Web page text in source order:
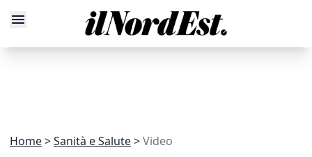
Home Sanità e Salute Video